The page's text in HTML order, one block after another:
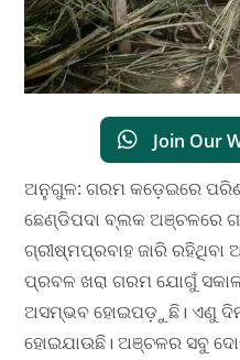
Join Our
ଅନୁଗୁଳ: ଗରମ କଡ଼େଇରେ
ଛେଣ୍ଡିପଦା ବ୍ଲକ ଅଞ୍ଚଳରେ
ଗ୍ରୀଷ୍ମପ୍ରବାହ ଜାରି ରହିଥିବା
ପ୍ରବଳ ଖରା ଗରମ ଯୋଗୁଁ ସକାଳ
ଅସମ୍ଭବ ହୋଇପଡ଼ୁଛି। ଏଣୁ ଦିନ
ହୋଇଯାଉଛି। ଅଞ୍ଚଳର ସବୁ